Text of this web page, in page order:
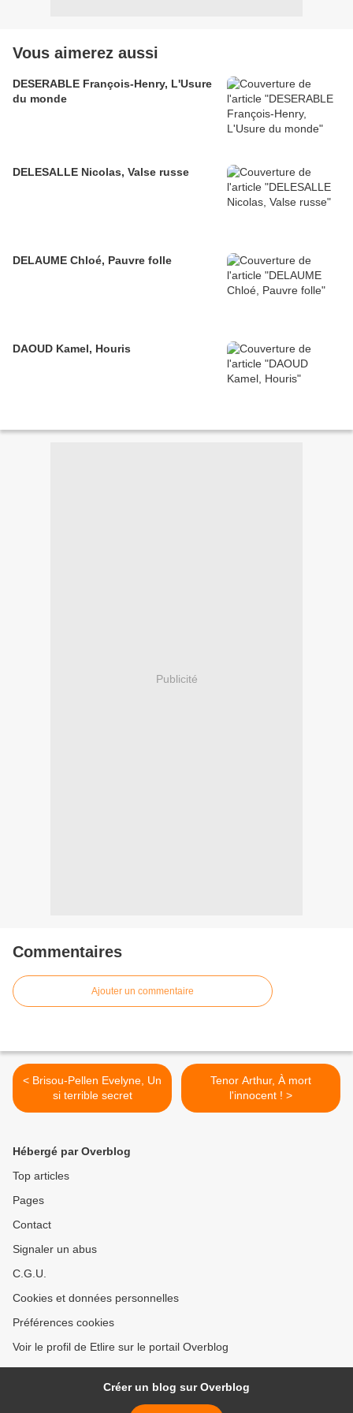
Vous aimerez aussi
DESERABLE François-Henry, L'Usure
du monde
DELESALLE Nicolas, Valse russe
DELAUME Chloé, Pauvre folle
DAOUD Kamel, Houris
Publicité
Commentaires
Ajouter un commentaire
< Brisou-Pellen Evelyne, Un
si terrible secret
Tenor Arthur, À mort
l'innocent ! >
Hébergé par Overblog
Top articles
Pages
Contact
Signaler un abus
C.G.U.
Cookies et données personnelles
Préférences cookies
Voir le profil de Etlire sur le portail Overblog
Créer un blog sur Overblog